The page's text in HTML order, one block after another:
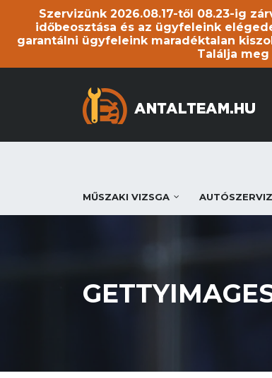
Szervizünk 2026.08.17-től 08.23-ig
időbeosztása és az ügyfeleink
garantálni ügyfeleink maradéktalan
Találja
MŰSZAKI VIZSGA AUTÓSZERVIZ